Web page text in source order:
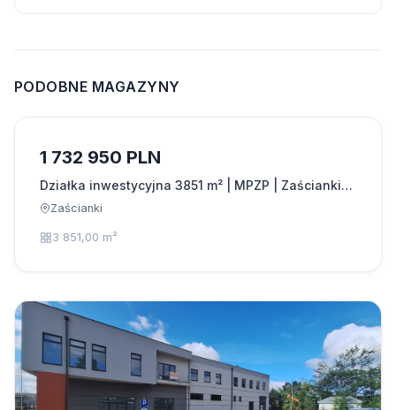
PODOBNE MAGAZYNY
1 732 950 PLN
Działka inwestycyjna 3851 m² | MPZP | Zaścianki…
Zaścianki
3 851,00 m²